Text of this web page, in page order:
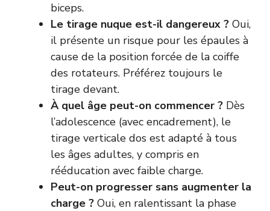
biceps.
Le tirage nuque est-il dangereux ? Oui,
il présente un risque pour les épaules à
cause de la position forcée de la coiffe
des rotateurs. Préférez toujours le
tirage devant.
À quel âge peut-on commencer ? Dès
l’adolescence (avec encadrement), le
tirage verticale dos est adapté à tous
les âges adultes, y compris en
rééducation avec faible charge.
Peut-on progresser sans augmenter la
charge ? Oui, en ralentissant la phase